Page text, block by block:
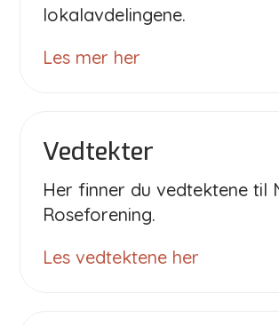
lokalavdelingene.
Les mer her
Vedtekter
Her finner du vedtektene til
Roseforening.
Les vedtektene her